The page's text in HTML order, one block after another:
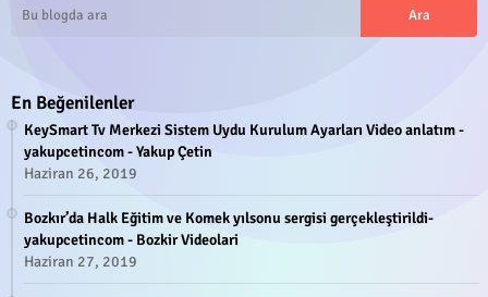
En Beğenilenler
KeySmart Tv Merkezi Sistem Uydu Kurulum Ayarları Video anlatım -
yakupcetincom - Yakup Çetin
Haziran 26, 2019
Bozkır’da Halk Eğitim ve Komek yılsonu sergisi gerçekleştirildi-
yakupcetincom - Bozkir Videolari
Haziran 27, 2019